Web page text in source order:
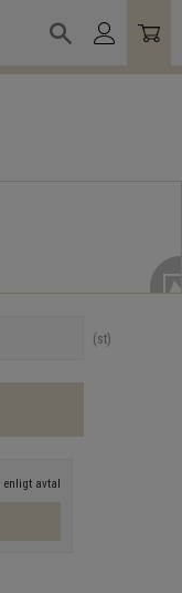
st
enligt avtal